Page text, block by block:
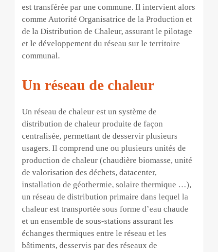
est transférée par une commune. Il intervient alors
comme Autorité Organisatrice de la Production et
de la Distribution de Chaleur, assurant le pilotage
et le développement du réseau sur le territoire
communal.
Un réseau de chaleur
Un réseau de chaleur est un système de
distribution de chaleur produite de façon
centralisée, permettant de desservir plusieurs
usagers. Il comprend une ou plusieurs unités de
production de chaleur (chaudière biomasse, unité
de valorisation des déchets, datacenter,
installation de géothermie, solaire thermique …),
un réseau de distribution primaire dans lequel la
chaleur est transportée sous forme d’eau chaude
et un ensemble de sous-stations assurant les
échanges thermiques entre le réseau et les
bâtiments, desservis par des réseaux de